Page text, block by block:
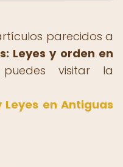
parecidos a
Leyes y orden en
visitar la
en Antiguas